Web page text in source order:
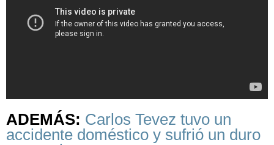
ADEMÁS: Carlos Tevez tuvo un
accidente doméstico y sufrió un duro